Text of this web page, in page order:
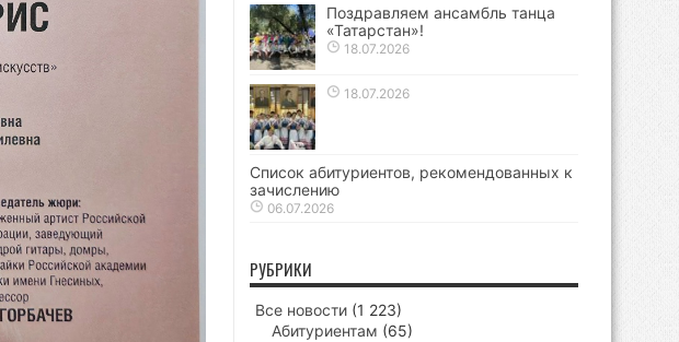
Поздравляем ансамбль танца
«Татарстан»!
18.07.2026
18.07.2026
Список абитуриентов, рекомендованных к
зачислению
06.07.2026
РУБРИКИ
Все новости (1 223)
Абитуриентам (65)